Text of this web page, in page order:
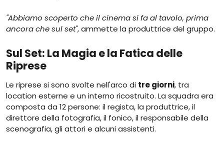
"Abbiamo scoperto che il cinema si fa al tavolo, prima
ancora che sul set", ammette la produttrice del gruppo.
Sul Set: La Magia e la Fatica delle
Riprese
Le riprese si sono svolte nell'arco di tre giorni, tra
location esterne e un interno ricostruito. La squadra era
composta da 12 persone: il regista, la produttrice, il
direttore della fotografia, il fonico, il responsabile della
scenografia, gli attori e alcuni assistenti.